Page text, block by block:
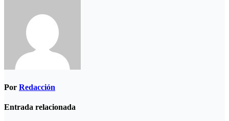
Por Redacción
Entrada relacionada